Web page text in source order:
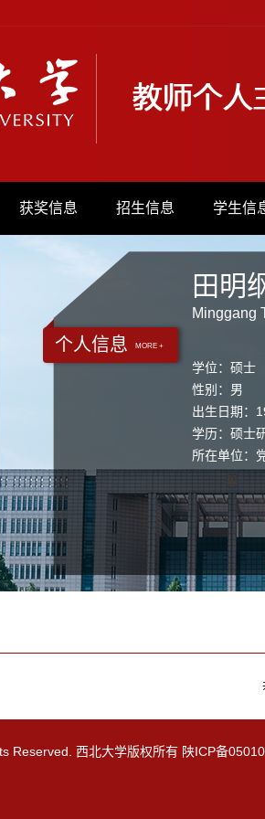
获奖信息 招生信息 学生信
个人信息 MORE +
田明
Minggang
学位：硕士
性别：男
出生日期：
学历：硕士
所在单位：
Reserved. 西北大学版权所有 陕ICP备